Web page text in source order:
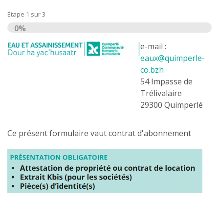
Étape 1 sur3
0%
e-mail :
eaux@quimperle-
co.bzh
54 Impasse de
Trélivalaire
29300 Quimperlé
Ce présent formulaire vaut contrat d'abonnement